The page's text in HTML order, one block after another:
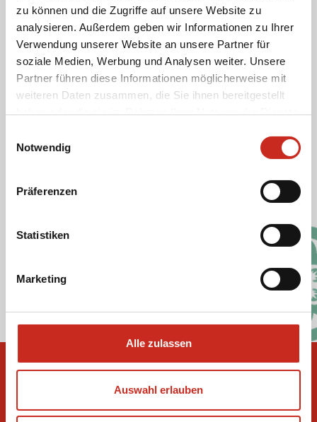
zu können und die Zugriffe auf unsere Website zu
analysieren. Außerdem geben wir Informationen zu Ihrer
Verwendung unserer Website an unsere Partner für
soziale Medien, Werbung und Analysen weiter. Unsere
Partner führen diese Informationen möglicherweise mit
weiteren Daten zusammen, die Sie ihnen bereitgestellt
haben oder die sie im Rahmen Ihrer Nutzung der Dienste
Notwendig
Präferenzen
Statistiken
Marketing
Alle zulassen
Auswahl erlauben
Cookies und Datenschutz
Die Website von Dimsum Reisen verwendet
Cookies. Diese Cookies unterscheiden wir in die
Social-Media-Cookies.
Cookie-Richtlinie Dimsum Reisen
Reiseziele